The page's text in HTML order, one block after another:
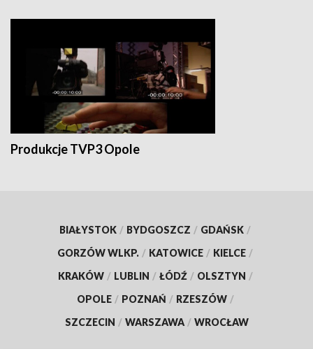
Produkcje TVP3 Opole
BIAŁYSTOK / BYDGOSZCZ / GDAŃSK /
GORZÓW WLKP. / KATOWICE / KIELCE /
KRAKÓW / LUBLIN / ŁÓDŹ / OLSZTYN /
OPOLE / POZNAŃ / RZESZÓW /
SZCZECIN / WARSZAWA / WROCŁAW